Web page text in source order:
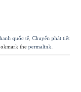
quốc tế Chuyển phát tiết
the permalink